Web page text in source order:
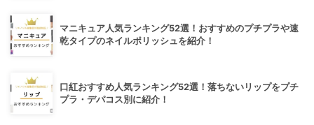
マニキュア人気ランキング52選！おすすめのプチプラや速
乾タイプのネイルポリッシュを紹介！
口紅おすすめ人気ランキング52選！落ちないリップをプチ
プラ・デパコス別に紹介！